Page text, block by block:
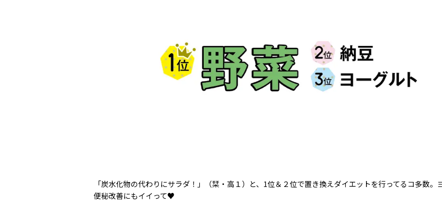
「炭水化物の代わりにサラダ！」（栞・高１）と、1位＆２位で置き換えダイエットを行ってるコ多数。
便秘改善にもイイって♥